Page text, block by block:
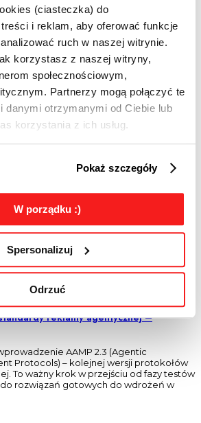
(ciasteczka) do
i reklam, aby oferować funkcje
ruch w naszej witrynie.
korzystasz z naszej witryny,
społecznościowym,
Partnerzy mogą połączyć te
danymi otrzymanymi od Ciebie lub
korzystania z ich usług.
Pokaż szczegóły
W porządku :)
Spersonalizuj
Odrzuć
Polska!
firm członkowskich IAB Polska
performance i digital marketingu
widoczności, pozyskiwaniu
w kanałach cyfrowych.
reklamy agentycznej –
AAMP 2.3 (Agentic
Protocols) – kolejnej wersji protokołów
To ważny krok w przejściu od fazy testów
rozwiązań gotowych do wdrożeń w